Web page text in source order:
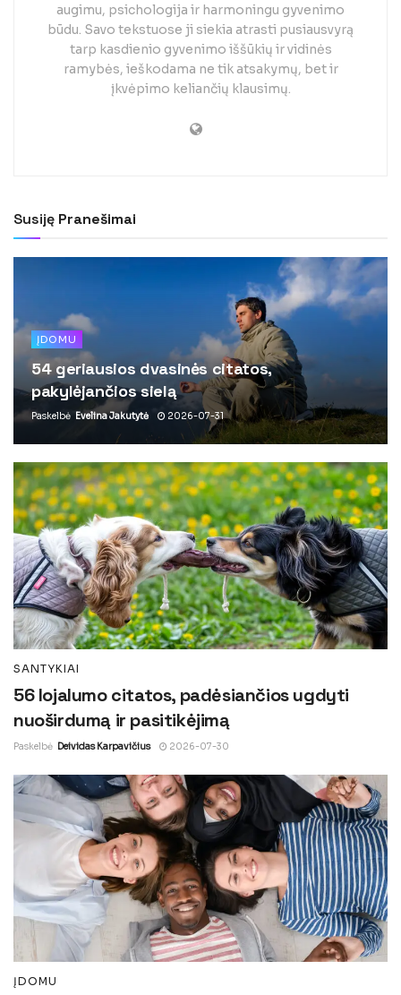
augimu, psichologija ir harmoningu gyvenimo
būdu. Savo tekstuose ji siekia atrasti pusiausvyrą
tarp kasdienio gyvenimo iššūkių ir vidinės
ramybės, ieškodama ne tik atsakymų, bet ir
įkvėpimo keliančių klausimų.
Susiję Pranešimai
ĮDOMU
54 geriausios dvasinės citatos,
pakylėjančios sielą
Paskelbė Evelina Jakutytė 2026-07-31
SANTYKIAI
56 lojalumo citatos, padėsiančios ugdyti
nuoširdumą ir pasitikėjimą
Paskelbė Deividas Karpavičius 2026-07-30
ĮDOMU